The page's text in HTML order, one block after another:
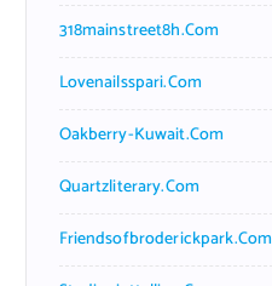
318mainstreet8h.com
Lovenailsspari.com
Oakberry-Kuwait.com
Quartzliterary.com
Friendsofbroderickpark.com